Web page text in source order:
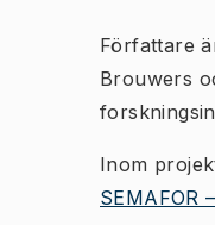
Författare
Brouwers
Inom
SEMAFOR